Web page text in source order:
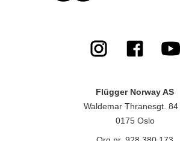
Flügger Norway AS
Waldemar Thranesgt. 84
0175 Oslo